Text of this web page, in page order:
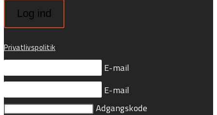
Log ind
Privatlivspolitik
E-mail
E-mail
Adgangskode